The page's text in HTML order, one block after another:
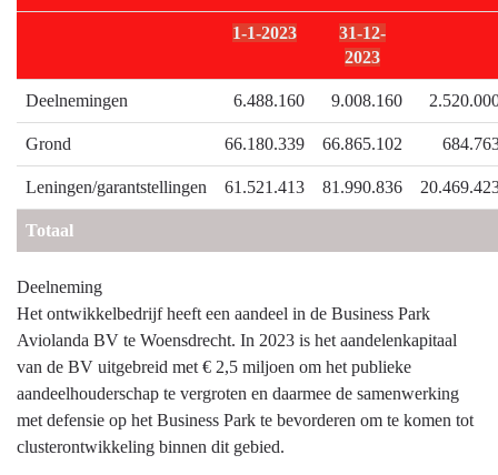
Portefeuille
Ontwikkelbedrijf
1-1-2023
31-12-
2023
Deelnemingen 6.488.160 9.008.160
Grond 66.180.339 66.865.102
Leningen/garantstellingen 61.521.413 81.990.836
Totaal
Deelneming
Het ontwikkelbedrijf heeft een aandeel in de Business Park
Aviolanda BV te Woensdrecht. In 2023 is het aandelenkapitaal
van de BV uitgebreid met € 2,5 miljoen om het publieke
aandeelhouderschap te vergroten en daarmee de samenwerking
met defensie op het Business Park te bevorderen om te komen tot
clusterontwikkeling binnen dit gebied.